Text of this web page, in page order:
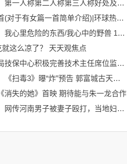
热点聚焦：第一人称第二人称第三人称好处及作用（第一人称第二人称第三人称）
有女篇一首(对于有女篇一首简单介绍)|环球热头条
【我心危】我心里危险的东西/我心中的野兽 123话 （自烤熟肉）
就这么凉了？ 天天观焦点
西北空管局技保中心积极完善技术主任席位监控手段
环球看点！《扫毒3》曝“炸”预告 郭富城古天乐刘青云激战
消失的她》首映 期待能与朱一龙合作
天天速递！网传河南男子被妻子殴打，当地妇联：已介入调查核实